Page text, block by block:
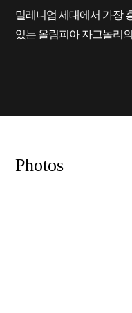
밀레니엄 세대에서 가장
있는 올림피아 자그놀리
Photos